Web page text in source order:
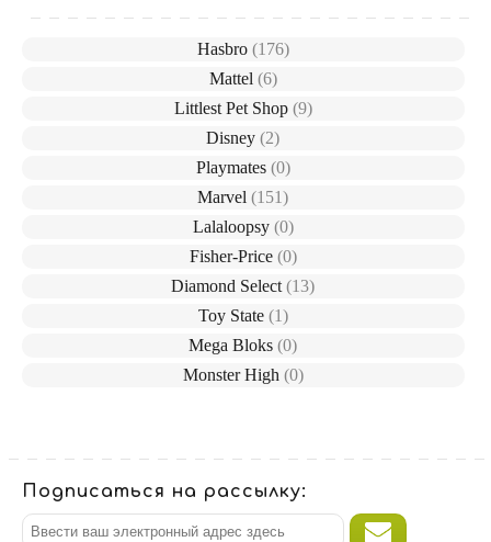
Hasbro (176)
Mattel (6)
Littlest Pet Shop (9)
Disney(2)
Playmates (0)
Marvel(151)
Lalaloopsy (0)
Fisher-Price (0)
Diamond Select(13)
Toy State (1)
Mega Bloks(0)
Monster High (0)
Подписаться на рассылку: